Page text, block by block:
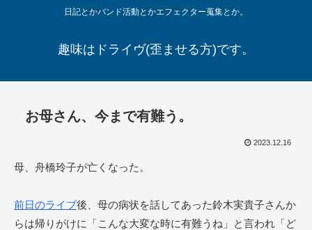
日記とかバンド活動とかエフェクター蒐集とか。
趣味はドライヴ(歪ませる方)です。
お母さん、今まで有難う。
2023.12.16
母、舟橋玲子が亡くなった。
前日のライブ後、母の病状を話してあった鈴木実貴子さんか
らは帰りがけに「こんな大変な時に有難うね」と言われ「ど